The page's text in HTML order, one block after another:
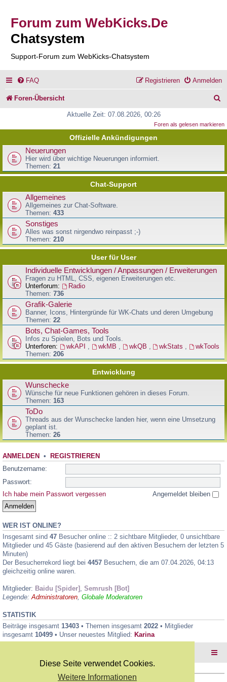
Diese Seite verwendet Cookies.
Weitere Informationen
Forum zum WebKicks.De
Chatsystem
Support-Forum zum WebKicks-Chatsystem
FAQ Anmelden
Registrieren
Foren-Übersicht
c
Aktuelle Zeit: 07.08.2026, 00:26
Foren als gelesen markieren
Offizielle Ankündigungen
Neuerungen
Hier wird über wichtige Neuerungen informiert.
Themen: 21
Chat-Support
Allgemeines
Allgemeines zur Chat-Software.
Themen: 433
Sonstiges
Alles was sonst nirgendwo reinpasst ;-)
Themen: 210
User für User
Individuelle Entwicklungen / Anpassungen / Erweiterungen
Fragen zu HTML, CSS, eigenen Erweiterungen etc.
Unterforum:
Radio
Themen: 736
Grafik-Galerie
Banner, Icons, Hintergründe für WK-Chats und deren Umgebung
Themen: 22
Bots, Chat-Games, Tools
Infos zu Spielen, Bots und Tools.
Unterforen:
wkAPI , wkMB , wkQB , wkStats ,
wkTools
Themen: 206
Entwicklung
Wunschecke
Wünsche für neue Funktionen gehören in dieses Forum.
Themen: 163
ToDo
Threads aus der Wunschecke landen hier, wenn eine Umsetzung
geplant ist.
Themen: 26
ANMELDEN • REGISTRIEREN
Benutzername:
Passwort:
Ich habe mein Passwort vergessen
Angemeldet bleiben
WER IST ONLINE?
Insgesamt sind 47 Besucher online :: 2 sichtbare Mitglieder, 0 unsichtbare
Mitglieder und 45 Gäste (basierend auf den aktiven Besuchern der letzten 5
Minuten)
Der Besucherrekord liegt bei 4457 Besuchern, die am 07.04.2026, 04:13
gleichzeitig online waren.
Mitglieder: Baidu [Spider] , Semrush [Bot]
Legende:Administratoren, Globale Moderatoren
STATISTIK
Beiträge insgesamt 13403 • Themen insgesamt 2022 • Mitglieder
insgesamt 10499 • Unser neuestes Mitglied: Karina